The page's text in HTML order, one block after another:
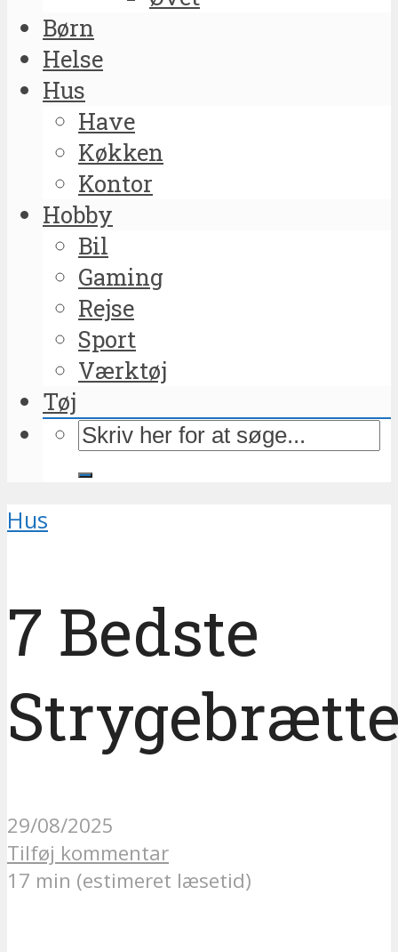
Børn
Helse
Hus
Have
Køkken
Kontor
Hobby
Bil
Gaming
Rejse
Sport
Værktøj
Tøj
Hus
7 Bedste
29/08/2025
Tilføj kommentar
17 min (estimeret læsetid)